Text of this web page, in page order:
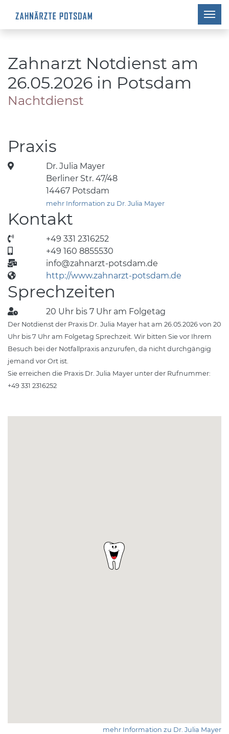
Zahnarzt Notdienst am
26.05.2026 in Potsdam
Nachtdienst
Praxis
Dr. Julia Mayer
Berliner Str. 47/48
14467 Potsdam
mehr Information zu Dr. Julia Mayer
Kontakt
+49 331 2316252
+49 160 8855530
info@zahnarzt-potsdam.de
http://www.zahnarzt-potsdam.de
Sprechzeiten
20 Uhr bis 7 Uhr am Folgetag
Der Notdienst der Praxis Dr. Julia Mayer hat am 26.05.2026 von 20
Uhr bis 7 Uhr am Folgetag Sprechzeit. Wir bitten Sie vor Ihrem
Besuch bei der Notfallpraxis anzurufen, da nicht durchgängig
jemand vor Ort ist.
Sie erreichen die Praxis Dr. Julia Mayer unter der Rufnummer:
+49 331 2316252
mehr Information zu Dr. Julia Mayer